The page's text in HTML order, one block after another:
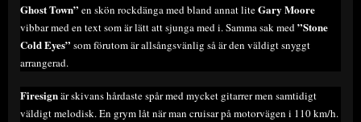
Ghost Town” en skön rockdänga med bland annat liteGary Moore
vibbar med en text som är lätt att sjunga med i. Samma sak med”Stone
Cold Eyes” som förutom är allsångsvänlig så är den väldigt snyggt
arrangerad.
Firesignär skivans hårdaste spår med mycket gitarrer men samtidigt
väldigt melodisk. En grym låt när man cruisar på motorvägen i 110 km/h.